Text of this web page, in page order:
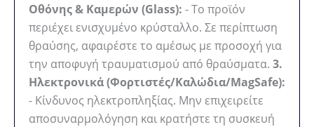
Οθόνης & Καμερών (Glass): - Το προϊόν
περιέχει ενισχυμένο κρύσταλλο. Σε περίπτωση
θραύσης, αφαιρέστε το αμέσως με προσοχή για
την αποφυγή τραυματισμού από θραύσματα. 3.
Ηλεκτρονικά (Φορτιστές/Καλώδια/MagSafe):
- Κίνδυνος ηλεκτροπληξίας. Μην επιχειρείτε
αποσυναρμολόγηση και κρατήστε τη συσκευή